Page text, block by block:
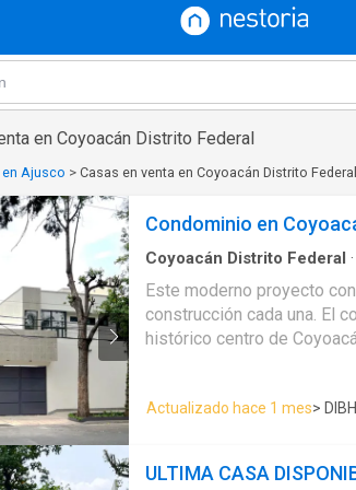
en Coyoacán Distrito Federal
en Ajusco > Casas en venta en Coyoacán Distrito Federal
Condominio en
Coyoacán Distrito Federal ·
·Cuarto de servicio·Balcón·
Circuito cerrado de televisión
Limpieza·Televisión por
Este moderno proyecto
construcción cada una. El condominio se encuentra muy cerca del
histórico centro de
ubicación la calle de
comerciales, cines y escuelas en la zona.
Caseta de vigilancia
Actualizado hace 1 mes>
ULTIMA CASA